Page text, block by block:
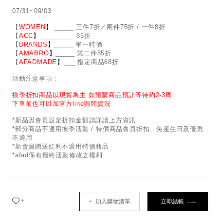
07/31~09/03
【 WOMEN 】
___ 三件7折／兩件75折 / 一件8折
【 ACC 】
____ 85折
【 BRANDS 】
_ 單一特價
【 AMABRO 】
_ 第二件85折
【 AFADMADE 】 ___ 指定商品68折
活動注意事項：
換季折扣商品以現貨為主 如預購商品預計等待約2-3周
下單前也可以加官方line詢問貨況
*新品因會員設定折扣金額請詳讀上方資訊
*部分商品不適用換季活動 / 特價商品會員折扣、免運生日及優惠
不適用
*新會員贈送紅利不適用特價商品
*afad保有最終活動修改之權利
+ + 加入購物清單 立即結帳